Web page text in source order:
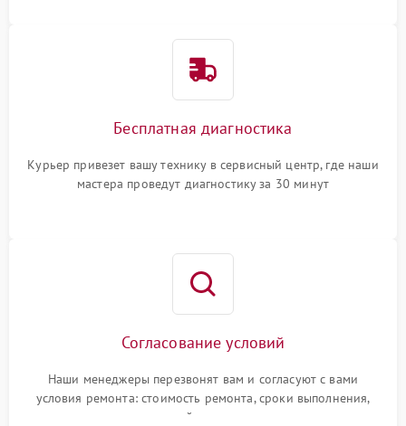
Бесплатная диагностика
Курьер привезет вашу технику в сервисный центр, где наши
мастера проведут диагностику за 30 минут
Согласование условий
Наши менеджеры перезвонят вам и согласуют с вами
условия ремонта: стоимость ремонта, сроки выполнения,
гарантийные условия